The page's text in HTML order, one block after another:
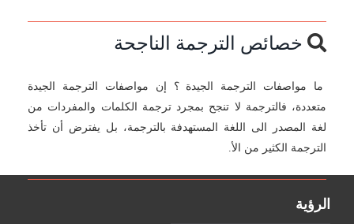
خصائص الترجمة الناجحة
ما مواصفات الترجمة الجيدة ؟ إن مواصفات الترجمة الجيدة
متعددة، فالترجمة لا تنجح بمجرد ترجمة الكلمات والمفردات من
لغة المصدر الى اللغة المستهدفة بالترجمة، بل يفترض أن تأخذ
الترجمة الكثير من الأ.
الرؤية